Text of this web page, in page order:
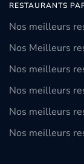
RESTAURANTS
Nos meilleurs
Nos Meilleurs
Nos meilleurs
Nos meilleurs
Nos meilleurs
Nos meilleurs